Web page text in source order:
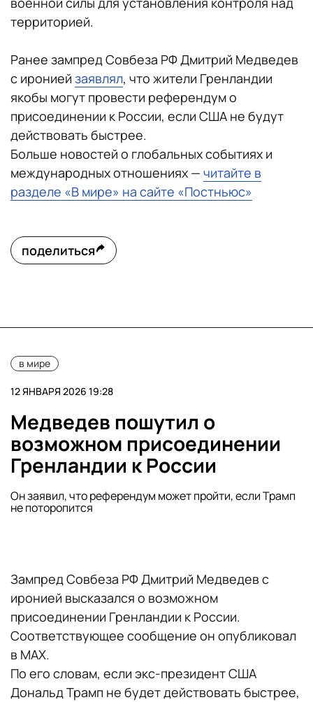
территорией.
Ранее зампред Совбеза РФ Дмитрий Медведев
с иронией заявлял, что жители Гренландии
якобы могут провести референдум о
присоединении к России, если США не будут
действовать быстрее.
Больше новостей о глобальных событиях и
международных отношениях — читайте в
разделе «В мире» на сайте «Постньюс»
поделиться
в мире
12 ЯНВАРЯ 2026 19:28
Медведев пошутил о
возможном присоединении
Гренландии к России
Он заявил, что референдум может пройти, если Трамп
не поторопится
Зампред Совбеза РФ Дмитрий Медведев с
иронией высказался о возможном
присоединении Гренландии к России.
Соответствующее сообщение он опубликовал
в MAX.
По его словам, если экс-президент США
Дональд Трамп не будет действовать быстрее,